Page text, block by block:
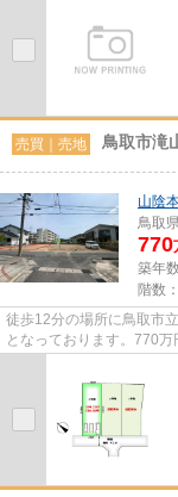
売買｜売地 鳥取市滝
山陰
鳥取県
770
築年
階数
徒歩12分の場所に鳥取市
となっております。770万
です。鳥取市エリアに強